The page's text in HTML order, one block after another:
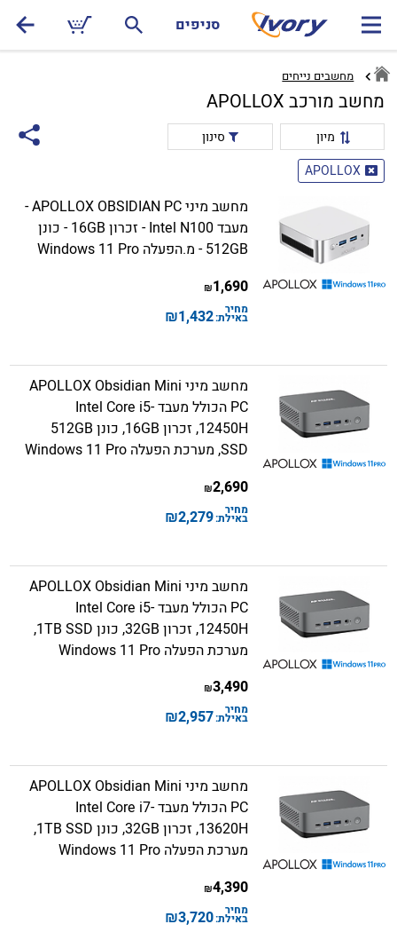
סניפים
מחשבים נייחים
מחשב מורכב APOLLOX
מיון
סינון
APOLLOX
מחשב מיני APOLLOX OBSIDIAN PC -
מעבד Intel N100 - זכרון 16GB - כונן
512GB - מ.הפעלה Windows 11 Pro
1,690
₪
מחיר
באילת:1,432
₪
מחשב מיני APOLLOX Obsidian Mini
PC הכולל מעבד Intel Core i5-
12450H, זכרון 16GB, כונן 512GB
SSD, מערכת הפעלה Windows 11 Pro
2,690
₪
מחיר
באילת:2,279
₪
מחשב מיני APOLLOX Obsidian Mini
PC הכולל מעבד Intel Core i5-
12450H, זכרון 32GB, כונן 1TB SSD,
מערכת הפעלה Windows 11 Pro
3,490
₪
מחיר
באילת:2,957
₪
מחשב מיני APOLLOX Obsidian Mini
PC הכולל מעבד Intel Core i7-
13620H, זכרון 32GB, כונן 1TB SSD,
מערכת הפעלה Windows 11 Pro
4,390
₪
מחיר
באילת:3,720
₪